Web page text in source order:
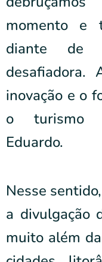
momento e
diante de
inovação e o
o turismo
Eduardo.
Nesse
a divulgação
muito além